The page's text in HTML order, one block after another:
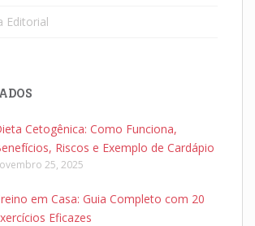
Editorial
Cetogênica: Como Funciona,
Riscos e Exemplo de Cardápio
25, 2025
em Casa: Guia Completo com 20
Eficazes